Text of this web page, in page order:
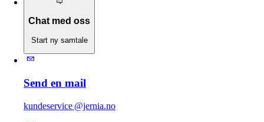
Chat med oss
Start ny samtale
Send en mail
kundeservice @jernia.no